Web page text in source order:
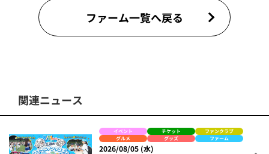
ファーム一覧へ戻る
関連ニュース
イベント チケット
ファンクラブ
グルメ
グッズ ファーム
2026/08/05 (水)